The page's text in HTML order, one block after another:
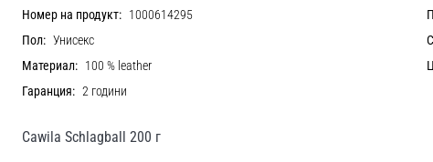
Номер на продукт: 1000614295
Пол: Унисекс
Материал: 100 % leather
Гаранция: 2 години
Cawila Schlagball 200 г